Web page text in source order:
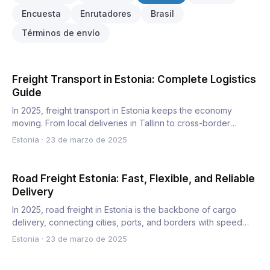
Encuesta
Enrutadores
Brasil
Términos de envío
Freight Transport in Estonia: Complete Logistics
Guide
In 2025, freight transport in Estonia keeps the economy
moving. From local deliveries in Tallinn to cross-border
shipmen…
Estonia · 23 de marzo de 2025
Road Freight Estonia: Fast, Flexible, and Reliable
Delivery
In 2025, road freight in Estonia is the backbone of cargo
delivery, connecting cities, ports, and borders with speed
and…
Estonia · 23 de marzo de 2025